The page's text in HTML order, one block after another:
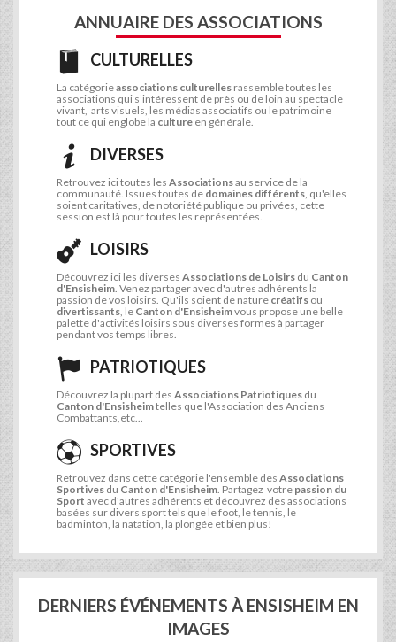
ANNUAIRE DES ASSOCIATIONS
CULTURELLES
La catégorieassociations culturelles rassemble toutes les
associations qui s’intéressent de près ou de loin au spectacle
vivant, arts visuels, les médias associatifs ou le patrimoine
tout ce qui englobe la culture en générale.
DIVERSES
Retrouvez ici toutes les Associationsau service de la
communauté. Issues toutes de domaines différents, qu'elles
soient caritatives, de notoriété publique ou privées, cette
session est là pour toutes les représentées.
LOISIRS
Découvrez ici les diverses Associations de Loisirs du Canton
d'Ensisheim. Venez partager avec d'autres adhérents la
passion de vos loisirs. Qu'ils soient de nature créatifs ou
divertissants, le Canton d'Ensisheimvous propose une belle
palette d'activités loisirs sous diverses formes à partager
pendant vos temps libres.
PATRIOTIQUES
Découvrez la plupart des Associations Patriotiques du
Canton d'Ensisheimtelles que l'Association des Anciens
Combattants,etc...
SPORTIVES
Retrouvez dans cette catégorie l'ensemble des Associations
Sportives du Canton d'Ensisheim. Partagez votre passion du
Sport avec d'autres adhérents et découvrez des associations
basées sur divers sport tels que le foot, le tennis, le
badminton, la natation, la plongée et bien plus!
DERNIERS ÉVÉNEMENTS À ENSISHEIM EN
IMAGES